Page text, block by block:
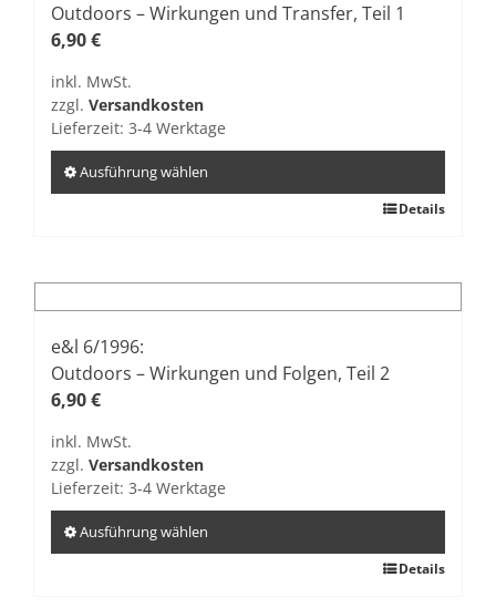
Die
Optionen
auf
der
gewählt
werden
Outdoors – Wirkungen und Transfer, Teil 1
6,90€
inkl. MwSt.
zzgl. Versandkosten
Lieferzeit: 3-4 Werktage
Ausführung wählen
mehrere
Varianten
auf.
Die
Optionen
auf
der
gewählt
werden
Details
e&l 6/1996:
Outdoors – Wirkungen und Folgen, Teil 2
6,90€
inkl. MwSt.
zzgl. Versandkosten
Lieferzeit: 3-4 Werktage
Ausführung wählen
Details